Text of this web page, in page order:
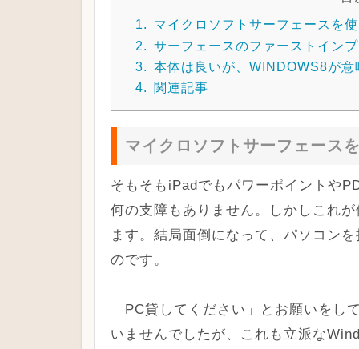
1.
マイクロソフトサーフェースを
2.
サーフェースのファーストイン
3.
本体は良いが、WINDOWS8が意
4. 関連記事
マイクロソフトサーフェース
そもそもiPadでもパワーポイントや
何の支障もありません。しかしこれ
ます。結局面倒になって、パソコン
のです。
「PC貸してください」とお願いを
いませんでしたが、これも立派な